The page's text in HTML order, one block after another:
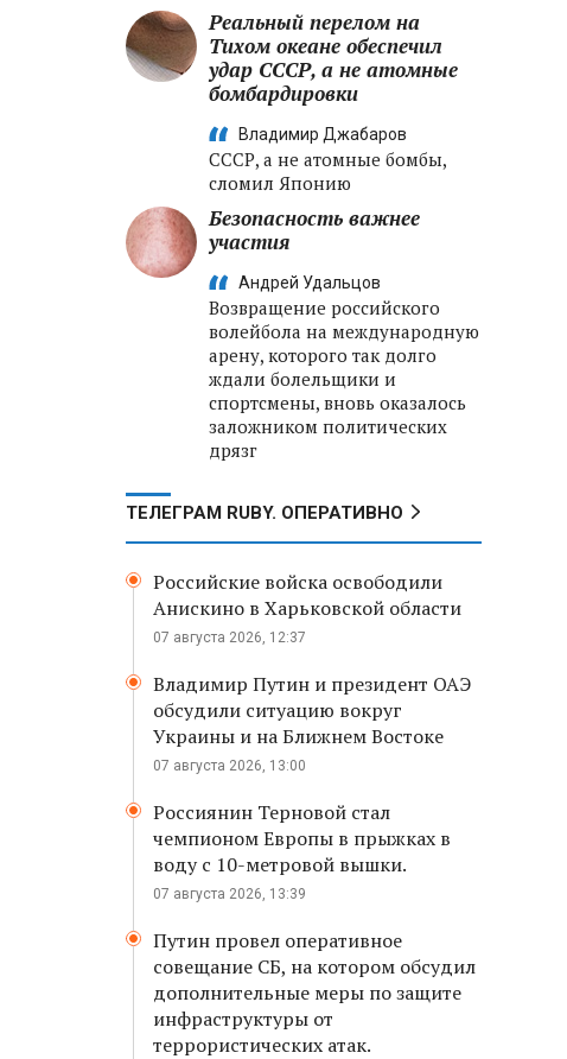
Реальный перелом на
Тихом океане обеспечил
удар СССР, а не атомные
бомбардировки
Владимир Джабаров
СССР, а не атомные бомбы,
сломил Японию
Безопасность важнее
участия
Андрей Удальцов
Возвращение российского
волейбола на международную
арену, которого так долго
ждали болельщики и
спортсмены, вновь оказалось
заложником политических
дрязг
ТЕЛЕГРАМ RUBY. ОПЕРАТИВНО
Российские войска освободили
Анискино в Харьковской области
07 августа 2026, 12:37
Владимир Путин и президент ОАЭ
обсудили ситуацию вокруг
Украины и на Ближнем Востоке
07 августа 2026, 13:00
Россиянин Терновой стал
чемпионом Европы в прыжках в
воду с 10-метровой вышки.
07 августа 2026, 13:39
Путин провел оперативное
совещание СБ, на котором обсудил
дополнительные меры по защите
инфраструктуры от
террористических атак.